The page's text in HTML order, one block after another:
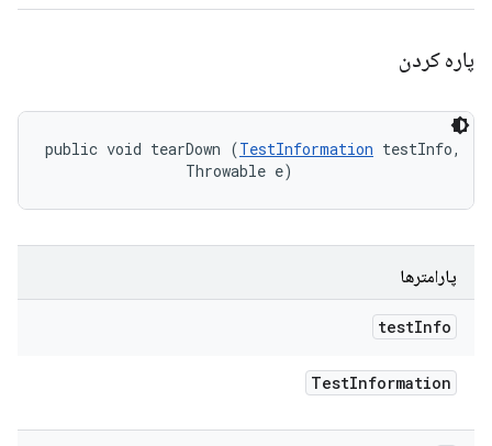
پاره کردن
public void tearDown (TestInformation testInfo,
                Throwable e)
پارامترها
testInfo
TestInformation